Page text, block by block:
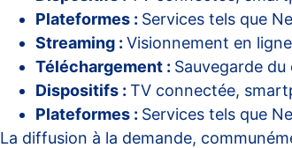
Plateformes : Services tels que
Streaming : Visionnement en
Téléchargement : Sauvegarde
Dispositifs : TV connectée,
Plateformes : Services tels que
La diffusion à la demande,